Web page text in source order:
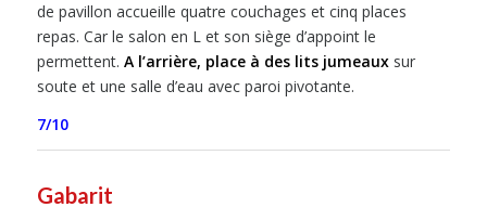
de pavillon accueille quatre couchages et cinq places
repas. Car le salon en L et son siège d’appoint le
permettent. A l’arrière, place à des lits jumeauxsur
soute et une salle d’eau avec paroi pivotante.
7/10
Gabarit